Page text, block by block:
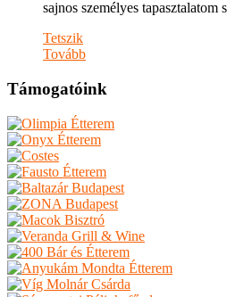
sajnos személyes
Tetszik
Tovább
Támogatóink